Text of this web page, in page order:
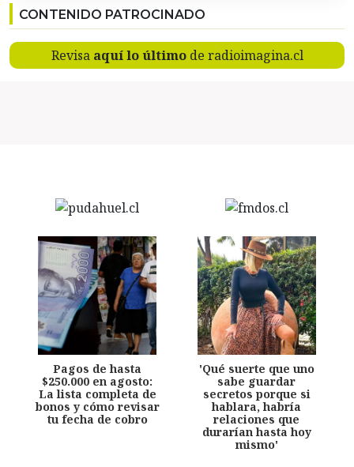
CONTENIDO PATROCINADO
Revisa aquí lo últimode radioimagina.cl
Pagos de hasta
$250.000 en agosto:
La lista completa de
bonos y cómo revisar
tu fecha de cobro
'Qué suerte que uno
sabe guardar
secretos porque si
hablara, habría
relaciones que
durarían hasta hoy
mismo'